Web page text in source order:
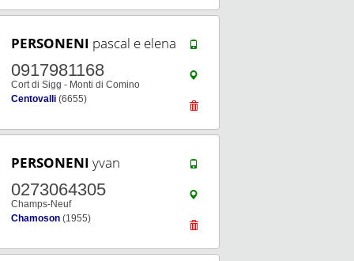
PERSONENI pascal e elena
0917981168
Cort di Sigg - Monti di Comino
Centovalli (6655)
PERSONENI yvan
0273064305
Champs-Neuf
Chamoson (1955)